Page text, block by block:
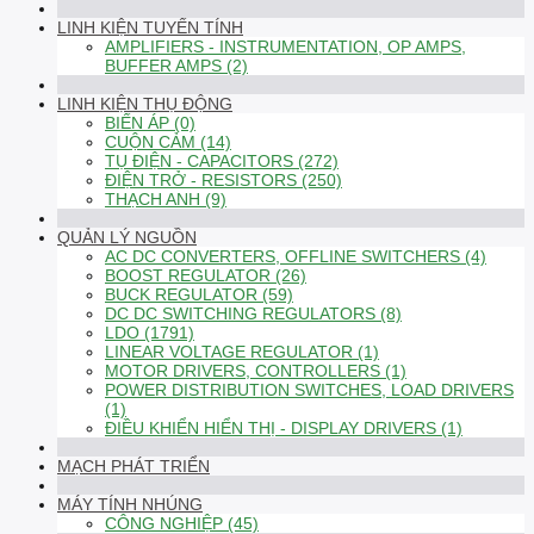
LINH KIỆN TUYẾN TÍNH
AMPLIFIERS - INSTRUMENTATION, OP AMPS,
BUFFER AMPS (2)
LINH KIỆN THỤ ĐỘNG
BIẾN ÁP (0)
CUỘN CẢM (14)
TỤ ĐIỆN - CAPACITORS (272)
ĐIỆN TRỞ - RESISTORS (250)
THẠCH ANH (9)
QUẢN LÝ NGUỒN
AC DC CONVERTERS, OFFLINE SWITCHERS (4)
BOOST REGULATOR (26)
BUCK REGULATOR (59)
DC DC SWITCHING REGULATORS (8)
LDO (1791)
LINEAR VOLTAGE REGULATOR (1)
MOTOR DRIVERS, CONTROLLERS (1)
POWER DISTRIBUTION SWITCHES, LOAD DRIVERS
(1)
ĐIỀU KHIỂN HIỂN THỊ - DISPLAY DRIVERS (1)
MẠCH PHÁT TRIỂN
MÁY TÍNH NHÚNG
CÔNG NGHIỆP (45)